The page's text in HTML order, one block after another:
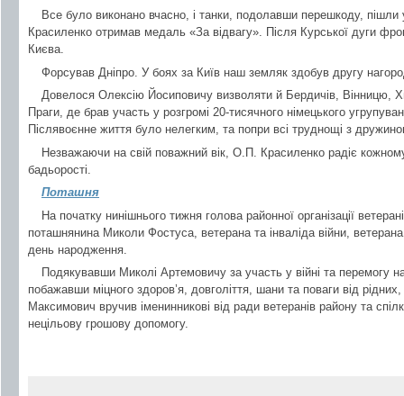
Все було виконано вчасно, і танки, подолавши перешкоду, пішли
Красиленко отримав медаль «За відвагу». Після Курської дуги
Києва.
Форсував Дніпро. У боях за Київ наш земляк здобув другу
Довелося Олексію Йосиповичу визволяти й Бердичів, Вінницю,
Праги, де брав участь у розгромі 20-тисячного німецького
Післявоєнне життя було нелегким, та попри всі труднощі з
Незважаючи на свій поважний вік, О.П. Красиленко радіє
бадьорості.
Поташня
На початку нинішнього тижня голова районної організації
поташнянина Миколи Фостуса, ветерана та інваліда війни,
день народження.
Подякувавши Миколі Артемовичу за участь у війні та перемогу
побажавши міцного здоров’я, довголіття, шани та поваги від
Максимович вручив іменинникові від ради ветеранів району та
нецільову грошову допомогу.